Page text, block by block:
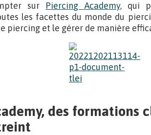
sur Piercing Academy, qui
les facettes du monde du
piercing et le gérer de manière
des formations